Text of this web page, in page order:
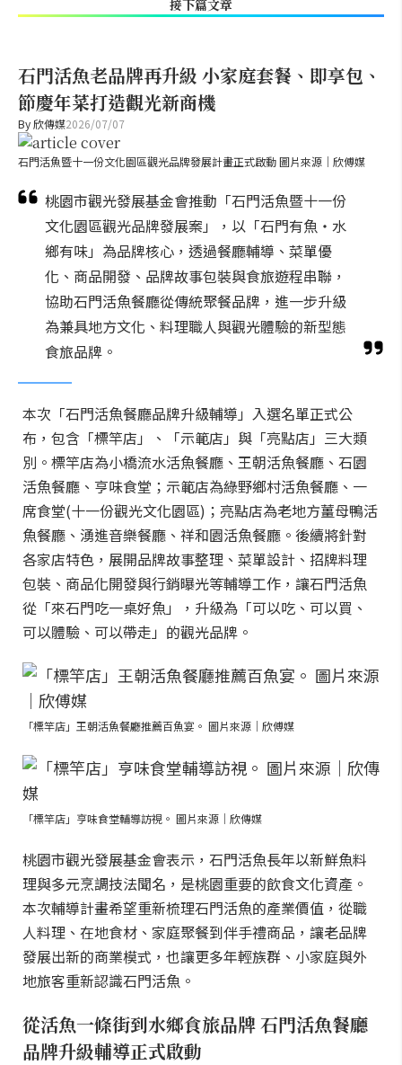
接下篇文章
石門活魚老品牌再升級 小家庭套餐、即享包、
節慶年菜打造觀光新商機
By欣傳媒2026/07/07
石門活魚暨十一份文化園區觀光品牌發展計畫正式啟動 圖片來源｜欣傅媒
桃園市觀光發展基金會推動「石門活魚暨十一份
文化園區觀光品牌發展案」，以「石門有魚・水
鄉有味」為品牌核心，透過餐廳輔導、菜單優
化、商品開發、品牌故事包裝與食旅遊程串聯，
協助石門活魚餐廳從傳統聚餐品牌，進一步升級
為兼具地方文化、料理職人與觀光體驗的新型態
食旅品牌。
本次「石門活魚餐廳品牌升級輔導」入選名單正式公
布，包含「標竿店」、「示範店」與「亮點店」三大類
別。標竿店為小橋流水活魚餐廳、王朝活魚餐廳、石園
活魚餐廳、亨味食堂；示範店為綠野鄉村活魚餐廳、一
席食堂(十一份觀光文化園區)；亮點店為老地方薑母鴨活
魚餐廳、湧進音樂餐廳、祥和園活魚餐廳。後續將針對
各家店特色，展開品牌故事整理、菜單設計、招牌料理
包裝、商品化開發與行銷曝光等輔導工作，讓石門活魚
從「來石門吃一桌好魚」，升級為「可以吃、可以買、
可以體驗、可以帶走」的觀光品牌。
「標竿店」王朝活魚餐廳推薦百魚宴。 圖片來源｜欣傅媒
「標竿店」亨味食堂輔導訪視。 圖片來源｜欣傳媒
桃園市觀光發展基金會表示，石門活魚長年以新鮮魚料
理與多元烹調技法聞名，是桃園重要的飲食文化資產。
本次輔導計畫希望重新梳理石門活魚的產業價值，從職
人料理、在地食材、家庭聚餐到伴手禮商品，讓老品牌
發展出新的商業模式，也讓更多年輕族群、小家庭與外
地旅客重新認識石門活魚。
從活魚一條街到水鄉食旅品牌 石門活魚餐廳
品牌升級輔導正式啟動